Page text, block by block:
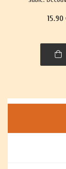
richement
histoire et
15.90